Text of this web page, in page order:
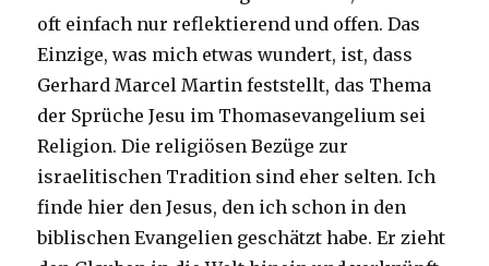
oft einfach nur reflektierend und offen. Das
Einzige, was mich etwas wundert, ist, dass
Gerhard Marcel Martin feststellt, das Thema
der Sprüche Jesu im Thomasevangelium sei
Religion. Die religiösen Bezüge zur
israelitischen Tradition sind eher selten. Ich
finde hier den Jesus, den ich schon in den
biblischen Evangelien geschätzt habe. Er zieht